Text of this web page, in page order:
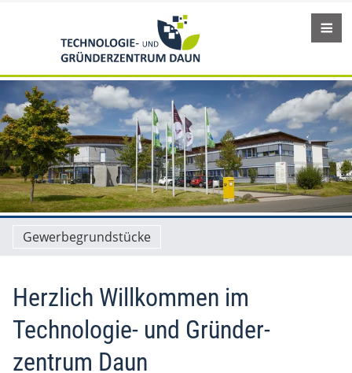
Gewerbegrundstücke
Herzlich Willkommen im
Technologie- und Gründer­
zentrum Daun